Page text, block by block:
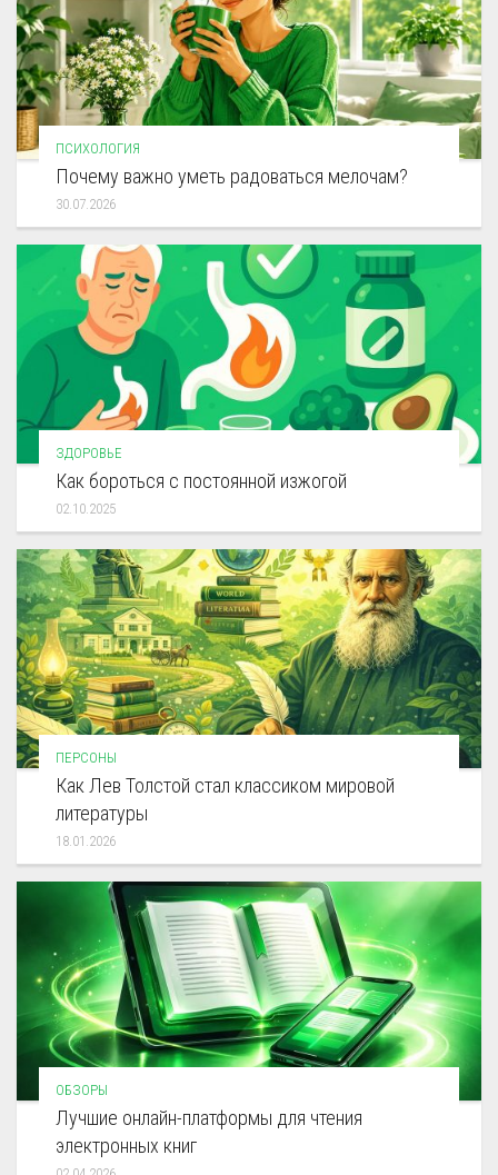
ПСИХОЛОГИЯ
Почему важно уметь радоваться мелочам?
30.07.2026
ЗДОРОВЬЕ
Как бороться с постоянной изжогой
02.10.2025
ПЕРСОНЫ
Как Лев Толстой стал классиком мировой
литературы
18.01.2026
ОБЗОРЫ
Лучшие онлайн-платформы для чтения
электронных книг